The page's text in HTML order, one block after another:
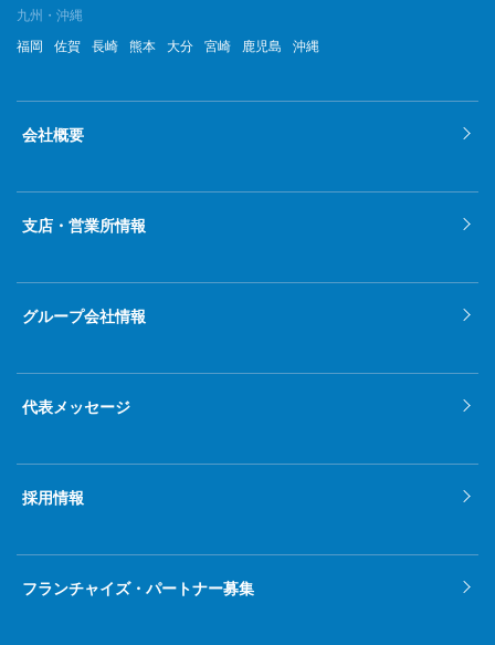
2022年5月
2022年4月
2022年3月
2022年1月
九州・沖縄
福岡
佐賀 長崎 熊本 大分 宮崎 鹿児島 沖縄
会社概要
支店・営業所情報
グループ会社情報
代表メッセージ
採用情報
フランチャイズ・パートナー募集